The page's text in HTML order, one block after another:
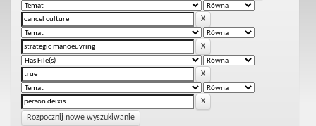
Rozpocznij nowe wyszukiwanie